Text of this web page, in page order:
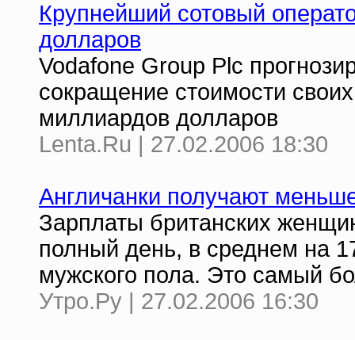
Крупнейший сотовый
долларов
Vodafone Group Plc
сокращение стоимости
миллиардов долларов
Lenta.Ru | 27.02.2006 18:30
Англичанки получают
Зарплаты британских
полный день, в среднем на
мужского пола. Это самый
Утро.Ру | 27.02.2006 16:30